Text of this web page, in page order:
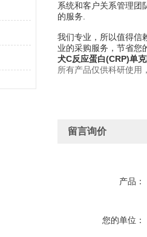
系统和客户关系管理团
的服务.
我们专业，所以值得信
业的采购服务，节省您
犬C反应蛋白(CRP)单
所有产品仅供科研使用
留言询价
产品：
您的单位：